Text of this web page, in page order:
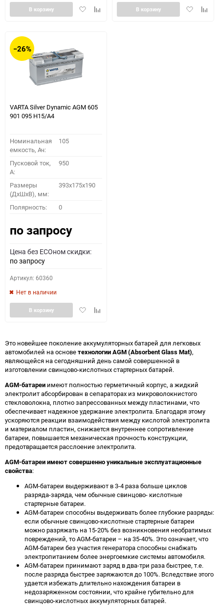
ДобавитьДобавить
В корзину
Добавить
В корзину
−26%
VARTA Silver Dynamic AGM 605
901 095 H15/A4
Номинальная
емкость, Ач:
105
Пусковой ток,
A:
950
Размеры
(ДхШхВ), мм:
393x175x190
Полярность: 0
по запросу
Цена без ECOном скидки:
по запросу
Артикул: 60360
Нет в наличии
ДобавитьДобавить
В корзину
Это новейшее поколение аккумуляторных батарей для легковых
автомобилей на основетехнологии AGM (Absorbent Glass Mat),
являющейся на сегодняшний день самой совершенной в
изготовлении свинцово-кислотных стартерных батарей.
AGM-батареи имеют полностью герметичный корпус, а жидкий
электролит абсорбирован в сепараторах из микроволокнистого
стекловолокна, плотно запрессованных между пластинами, что
обеспечивает надежное удержание электролита. Благодаря этому
ускоряются реакции взаимодействия между кислотой электролита
и материалом пластин, снижается внутреннее сопротивление
батареи, повышается механическая прочность конструкции,
предотвращается расслоение электролита.
AGM-батареи имеют совершенно уникальные эксплуатационные
свойства:
AGM-батареи выдерживают в 3-4 раза больше циклов
разряда-заряда, чем обычные свинцово- кислотные
стартерные батареи.
AGM-батареи способны выдерживать более глубокие разряды:
если обычные свинцово-кислотные стартерные батареи
можно разряжать на 15-20% без возникновения необратимых
повреждений, то AGM-батареи – на 35-40%. Это означает, что
AGM-батареи без участия генератора способны снабжать
электропитанием более энергоемкие системы автомобиля.
AGM-батареи принимают заряд в два-три раза быстрее, т.е.
после разряда быстрее заряжаются до 100%. Вследствие этого
удается избежать длительно нахождения батареи в
недозаряженном состоянии, что крайне губительно для
свинцово-кислотных аккумуляторных батарей.